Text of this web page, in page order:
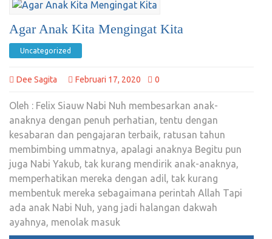
Agar Anak Kita Mengingat Kita
Uncategorized
Dee Sagita Februari 17, 2020 0
Oleh : Felix Siauw Nabi Nuh membesarkan anak-
anaknya dengan penuh perhatian, tentu dengan
kesabaran dan pengajaran terbaik, ratusan tahun
membimbing ummatnya, apalagi anaknya Begitu pun
juga Nabi Yakub, tak kurang mendirik anak-anaknya,
memperhatikan mereka dengan adil, tak kurang
membentuk mereka sebagaimana perintah Allah Tapi
ada anak Nabi Nuh, yang jadi halangan dakwah
ayahnya, menolak masuk